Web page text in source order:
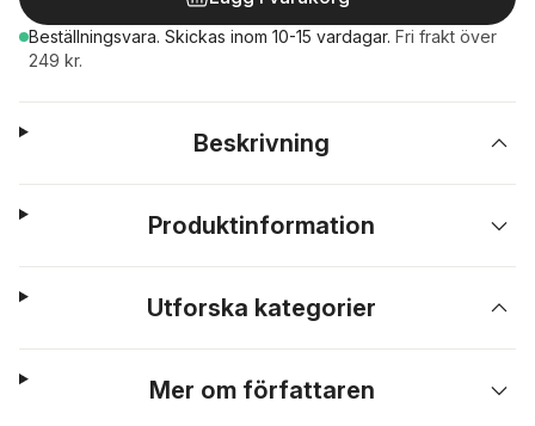
Beställningsvara. Skickas inom 10-15 vardagar. Fri frakt över
249 kr.
Beskrivning
Produktinformation
Utforska kategorier
Mer om författaren